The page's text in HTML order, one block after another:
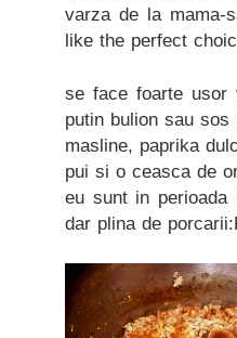
varza de la mama-
like the perfect
se face foarte usor
putin bulion sau
masline, paprika
pui si o ceasca de
eu sunt in perioada
dar plina de